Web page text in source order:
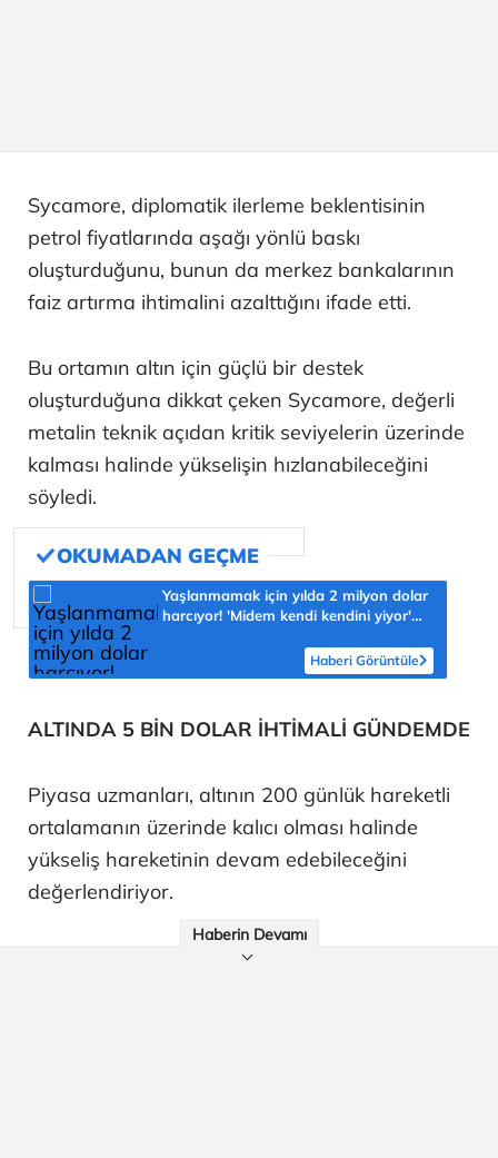
Sycamore, diplomatik ilerleme beklentisinin
petrol fiyatlarında aşağı yönlü baskı
oluşturduğunu, bunun da merkez bankalarının
faiz artırma ihtimalini azalttığını ifade etti.
Bu ortamın altın için güçlü bir destek
oluşturduğuna dikkat çeken Sycamore, değerli
metalin teknik açıdan kritik seviyelerin üzerinde
kalması halinde yükselişin hızlanabileceğini
söyledi.
Yaşlanmamak için yılda 2 milyon dolar
harcıyor! 'Midem kendi kendini yiyor'
Haberi Görüntüle
ALTINDA 5 BİN DOLAR İHTİMALİ GÜNDEMDE
Piyasa uzmanları, altının 200 günlük hareketli
ortalamanın üzerinde kalıcı olması halinde
yükseliş hareketinin devam edebileceğini
değerlendiriyor.
Haberin Devamı